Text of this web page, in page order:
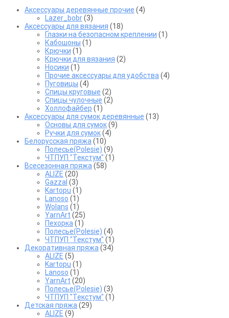
Аксессуары деревянные прочие (4)
Lazer_bobr(3)
Аксессуары для вязания (18)
Глазки на безопасном креплении (1)
Кабошоны (1)
Крючки (1)
Крючки для вязания (2)
Носики (1)
Прочие аксессуары для удобства (4)
Пуговицы (4)
Спицы круговые (2)
Спицы чулочные (2)
Холлофайбер (1)
Аксессуары для сумок деревянные (13)
Основы для сумок(9)
Ручки для сумок(4)
Белорусская пряжа (10)
Полесье(Polesie) (9)
ЧТПУП "Текстум" (1)
Всесезонная пряжа (58)
ALIZE (20)
Gazzal (3)
Kartopu (1)
Lanoso (1)
Wolans (1)
YarnArt (25)
Пехорка (1)
Полесье(Polesie) (4)
ЧТПУП "Текстум" (1)
Декоративная пряжа (34)
ALIZE (5)
Kartopu (1)
Lanoso (1)
YarnArt (20)
Полесье(Polesie) (3)
ЧТПУП "Текстум" (1)
Детская пряжа (29)
ALIZE (9)